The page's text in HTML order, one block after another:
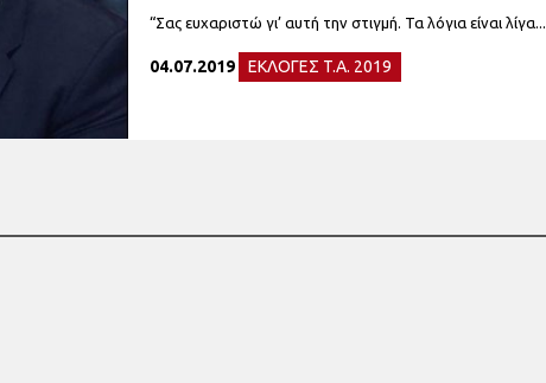
“Σας ευχαριστώ γι’ αυτή την στιγμή. Τα λόγια είναι λίγα...
04.07.2019 ΕΚΛΟΓΕΣ T.A. 2019